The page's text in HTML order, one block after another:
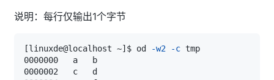
说明：每行仅输出1个字节
[linuxde@localhost ~] $ od -w2 -c